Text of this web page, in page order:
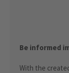
Be informed
With the